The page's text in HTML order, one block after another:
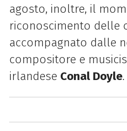
agosto, inoltre, il
riconoscimento delle
accompagnato dalle
compositore e
irlandese Conal Doyle.